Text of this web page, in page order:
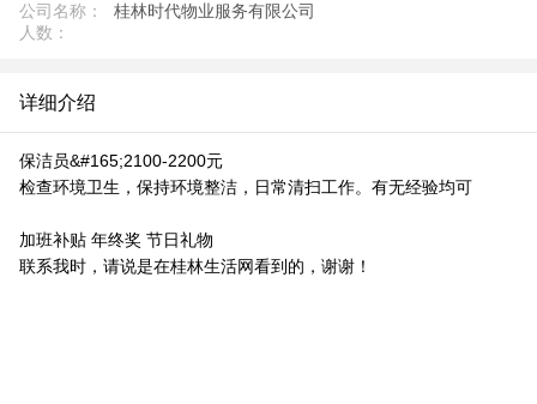
公司名称：
桂林时代物业服务有限公司
人数：
详细介绍
保洁员&#165;2100-2200元
检查环境卫生，保持环境整洁，日常清扫工作。有无经验均可
加班补贴 年终奖 节日礼物
联系我时，请说是在桂林生活网看到的，谢谢！